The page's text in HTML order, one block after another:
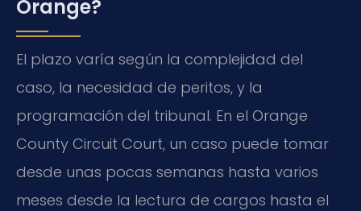
Orange?
El plazo varía según la complejidad del
caso, la necesidad de peritos, y la
programación del tribunal. En el Orange
County Circuit Court, un caso puede tomar
desde unas pocas semanas hasta varios
meses desde la lectura de cargos hasta el